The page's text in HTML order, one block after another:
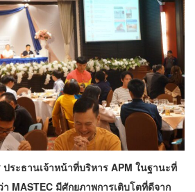
ระธานเจ้าหน้าที่บริหาร APM ในฐานะที่
MASTEC มีศักยภาพการเติบโตที่ดีจาก